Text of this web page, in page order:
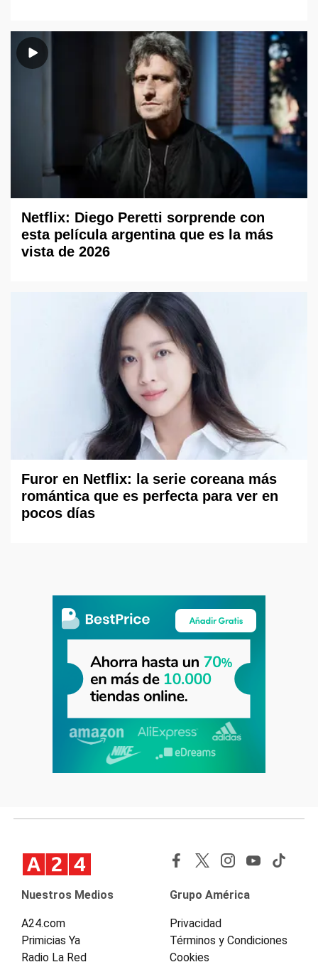
Netflix: Diego Peretti sorprende con
esta película argentina que es la más
vista de 2026
Furor en Netflix: la serie coreana más
romántica que es perfecta para ver en
pocos días
Nuestros Medios
A24.com
Primicias Ya
Radio La Red
Grupo América
Privacidad
Términos y Condiciones
Cookies